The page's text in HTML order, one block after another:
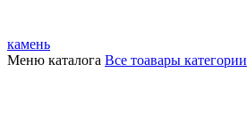
камень
Меню каталога Все тоавары категории